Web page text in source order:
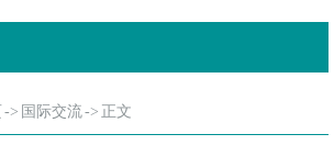
-> 国际交流-> 正文